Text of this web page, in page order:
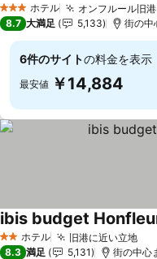
3 ホテルのランク
ホテル オンフルール旧
8.7 大満足 5,133 街の中
6件のサイトの料金を表示
最安値 ￥14,884
2 ホテルのランク
ホテル 旧港に近い立地料
ibis budget
8.3 満足 5,131 街の中心